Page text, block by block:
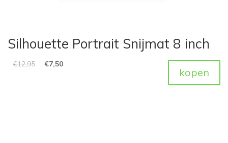
Silhouette Portrait Snijmat 8 inch
€12,95 €7,50
kopen